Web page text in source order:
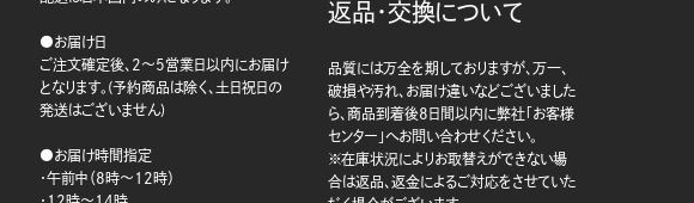
●お届け日
ご注文確定後、2～5営業日以内にお届け
となります。(予約商品は除く、土日祝日の
発送はございません)
●お届け時間指定
・午前中（8時～12時）
返品・交換について
品質には万全を期しておりますが、万一、
破損や汚れ、お届け違いなどございました
ら、商品到着後8日間以内に弊社「お客様
センター」へお問い合わせください。
※在庫状況によりお取替えができない場
合は返品、返金によるご対応をさせていた